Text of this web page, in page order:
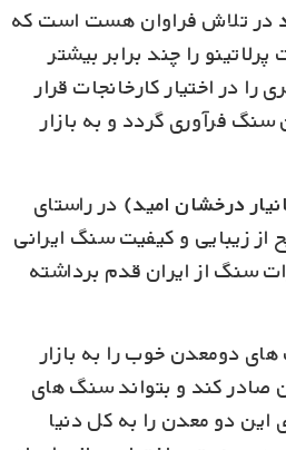
در تلاش فراوان هست است که
را چند برابر بیشتر
را در اختیار کارخانجات قرار
فرآوری گردد و به بازار
درخشان امید) در راستای
زیبایی و کیفیت سنگ ایرانی
سنگ از ایران قدم برداشته
دومعدن خوب را به بازار
صادر کند و بتواند سنگ های
این دو معدن را به کل دنیا